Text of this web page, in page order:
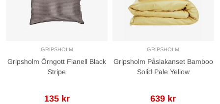
GRIPSHOLM
Gripsholm Örngott Flanell Black
Stripe
135 kr
GRIPSHOLM
Gripsholm Påslakanset Bamboo
Solid Pale Yellow
639 kr